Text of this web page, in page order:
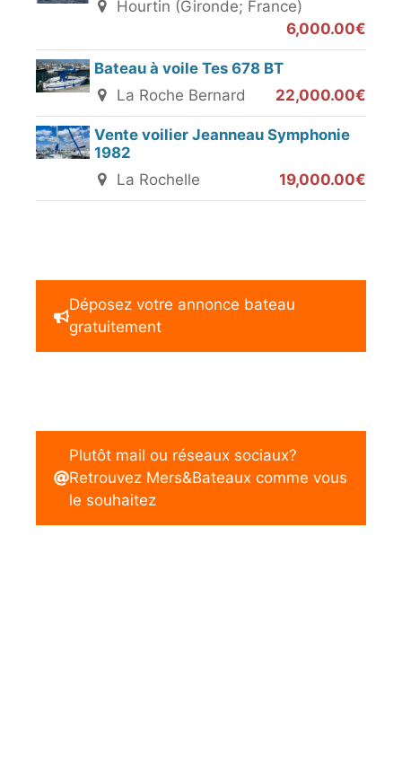
Hourtin (Gironde; France)
6,000.00€
Bateau à voile Tes 678 BT
La Roche Bernard
22,000.00€
Vente voilier Jeanneau Symphonie
1982
La Rochelle
19,000.00€
Déposez votre annonce bateau
gratuitement
Plutôt mail ou réseaux sociaux?
Retrouvez Mers&Bateaux comme vous
le souhaitez